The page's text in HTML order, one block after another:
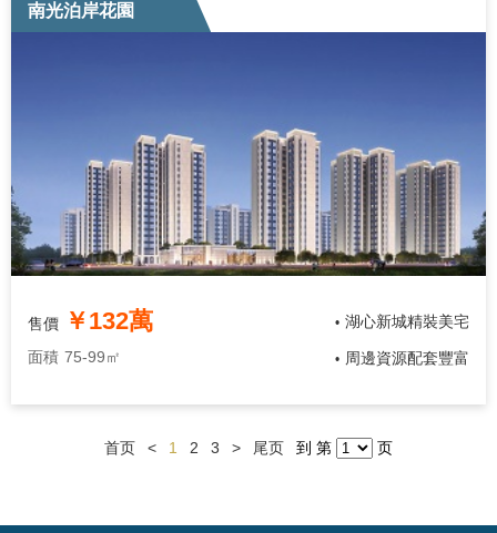
南光泊岸花園
售價 ￥132萬
面積 75-99㎡
• 湖心新城精裝美宅
• 周邊資源配套豐富
首页 < 1 2 3 > 尾页 到 第 页